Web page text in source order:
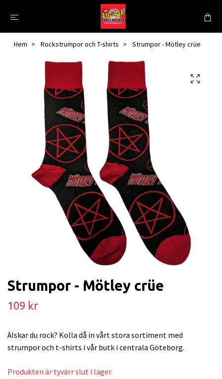
Hem Rockstrumpor och T-shirts Strumpor - Mötley crüe
Strumpor - Mötley crüe
109 kr
Älskar du rock? Kolla då in vårt stora sortiment med
strumpor och t-shirts i vår butk i centrala Göteborg.
Produkten är tyvärr slut i lager.